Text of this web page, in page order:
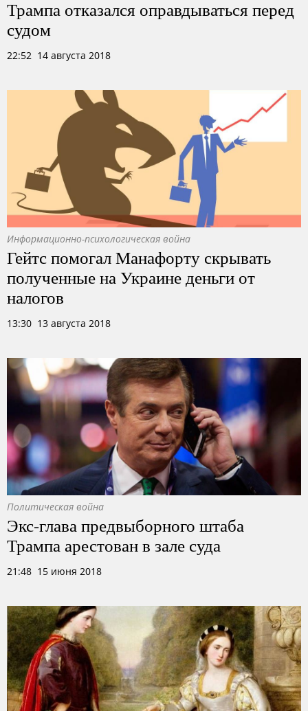
Трампа отказался оправдываться перед
судом
22:52 14 августа 2018
Информационно-психологическая война
Гейтс помогал Манафорту скрывать
полученные на Украине деньги от
налогов
13:30 13 августа 2018
Политическая война
Экс-глава предвыборного штаба
Трампа арестован в зале суда
21:48 15 июня 2018